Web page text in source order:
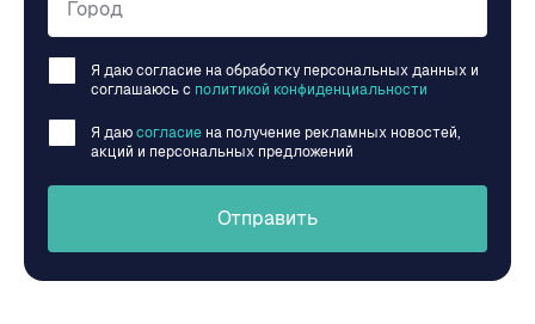
Город
Я даю согласие на обработку персональных данных и
соглашаюсь c политикой конфиденциальности
Я даю согласие на получение рекламных новостей,
акций и персональных предложений
Отправить